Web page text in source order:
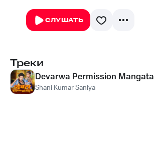
СЛУШАТЬ
Треки
Devarwa Permission Mangata
Shani Kumar Saniya